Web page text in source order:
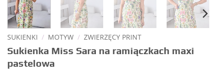
SUKIENKI / MOTYW / ZWIERZĘCY PRINT
Sukienka Miss Sara na ramiączkach maxi
pastelowa